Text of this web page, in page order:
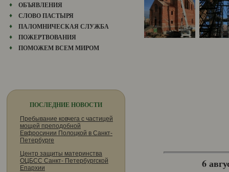
ОБЪЯВЛЕНИЯ
СЛОВО ПАСТЫРЯ
ПАЛОМНИЧЕСКАЯ СЛУЖБА
ПОЖЕРТВОВАНИЯ
ПОМОЖЕМ ВСЕМ МИРОМ
ПОСЛЕДНИЕ НОВОСТИ
Пребывание ковчега с частицей
мощей преподобной
Евфросинии Полоцкой в Санкт-
Петербурге
Центр защиты материнства
ОЦБСС Санкт- Петербургской
Епархии
6